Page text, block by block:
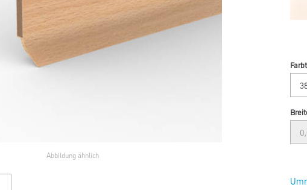
Abbildung ähnlich